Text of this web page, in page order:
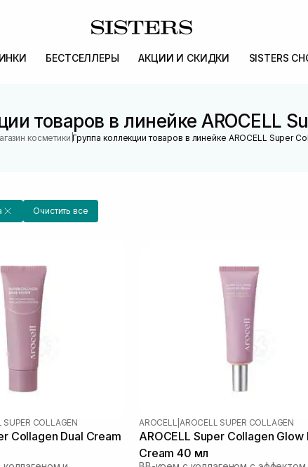
БЕСТСЕЛЛЕРЫ АКЦИИ И СКИДКИ SISTERS
товаров в линейке AROCELL
косметики |Группа коллекции товаров в линейке AROCELL Super
Очистить все
SUPER COLLAGEN
Collagen Dual Cream
AROCELL AROCELL SUPER COLLAGEN
AROCELL Super Collagen Glow
Cream 40 мл